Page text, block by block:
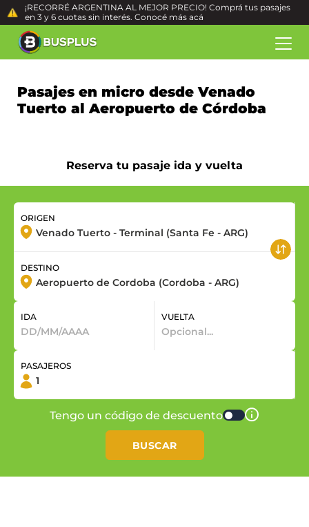
¡RECORRÉ ARGENTINA AL MEJOR PRECIO! Comprá tus pasajes
en 3 y 6 cuotas sin interés. Conocé más acá
Pasajes en micro desde Venado
Tuerto al Aeropuerto de Córdoba
Reserva tu pasaje ida y vuelta
ORIGEN
DESTINO
IDA VUELTA
PASAJEROS
BUSCAR
Tengo un código de descuento